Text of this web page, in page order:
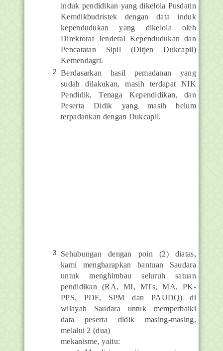
induk pendidikan yang dikelola Pusdatin
Kemdikbudristek dengan data induk
kependudukan yang dikelola oleh
Direktorat Jenderal Kependudukan dan
Pencatatan Sipil (Ditjen Dukcapil)
Kemendagri.
Berdasarkan hasil pemadanan yang
sudah dilakukan, masih terdapat NIK
Pendidik, Tenaga Kependidikan, dan
Peserta Didik yang masih belum
terpadankan dengan Dukcapil.
Sehubungan dengan poin (2) diatas,
kami mengharapkan bantuan Saudara
untuk menghimbau seluruh satuan
pendidikan (RA, MI, MTs, MA, PK-
PPS, PDF, SPM dan PAUDQ) di
wilayah Saudara untuk memperbaiki
data peserta didik masing-masing,
melalui 2 (dua)
mekanisme, yaitu: